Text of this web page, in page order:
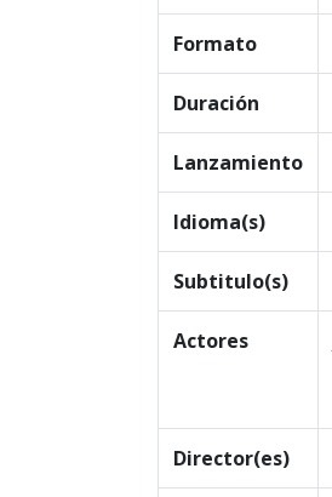
Formato
Duración
Lanzamiento
Idioma(s)
Subtitulo(s)
Actores
Director(es)